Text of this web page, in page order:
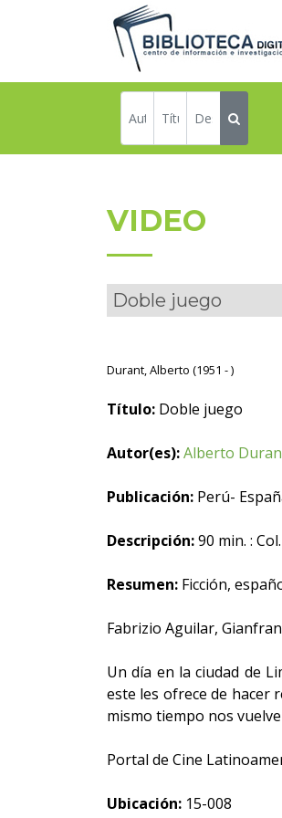
VIDEO
Doble juego
Durant, Alberto (1951 - )
Título: Doble juego
Autor(es):Alberto
Publicación: Perú-
Descripción:90 min. :
Resumen: Ficción,
Fabrizio Aguilar,
Un día en la ciudad de
este les ofrece de hacer
mismo tiempo nos
Portal de Cine
Ubicación: 15-008